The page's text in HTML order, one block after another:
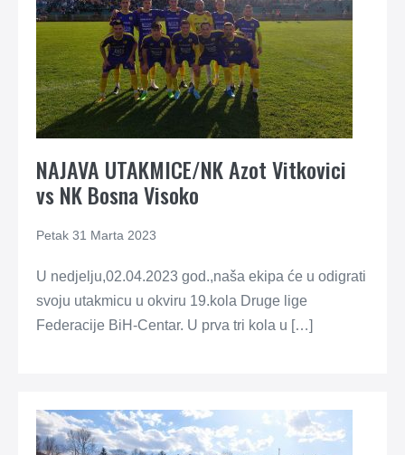
NAJAVA UTAKMICE/NK Azot Vitkovici
vs NK Bosna Visoko
Petak 31 Marta 2023
U nedjelju,02.04.2023 god.,naša ekipa će u odigrati
svoju utakmicu u okviru 19.kola Druge lige
Federacije BiH-Centar. U prva tri kola u […]